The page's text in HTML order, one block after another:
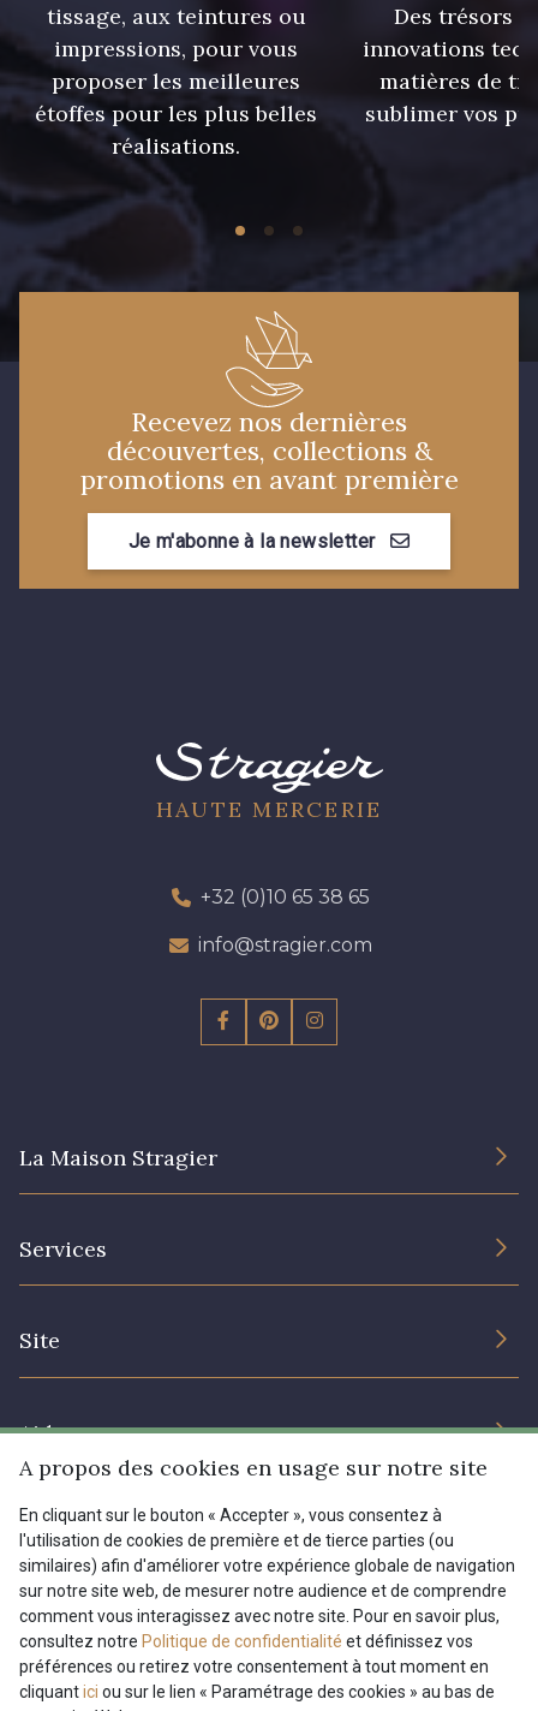
tissage, aux teintures ou
impressions, pour vous
proposer les meilleures
étoffes pour les plus belles
réalisations.
Des trésors
innovations
matières de
sublimer vos
Recevez nos dernières
découvertes, collections &
promotions en avant première
Je m'abonne à la newsletter
HAUTE MERCERIE
+32 (0)10 65 38 65
info@stragier.com
La Maison Stragier
Services
Site
Prix réduits
Aide
Livraison : France, Belgique, International
Retours & réclamations
FAQ - Questions fréquentes
Modes de paiements
Menu
Tous nos tissus
Magazine
FR EN
A propos des cookies en usage sur notre site
En cliquant sur le bouton « Accepter », vous consentez à
l'utilisation de cookies de première et de tierce parties (ou
similaires) afin d'améliorer votre expérience globale de navigation
sur notre site web, de mesurer notre audience et de comprendre
comment vous interagissez avec notre site. Pour en savoir plus,
consultez notre Politique de confidentialité et définissez vos
préférences ou retirez votre consentement à tout moment en
cliquantici ou sur le lien « Paramétrage des cookies » au bas de